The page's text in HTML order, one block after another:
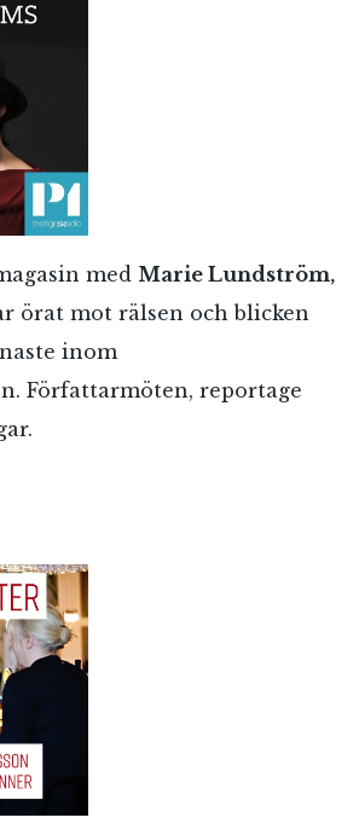
med Marie Lundström,
örat mot rälsen och blicken
inom
Författarmöten, reportage